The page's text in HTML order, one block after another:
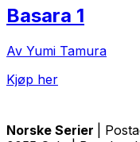
Basara 1
Av Yumi Tamura
Kjøp her
Norske Serier
|